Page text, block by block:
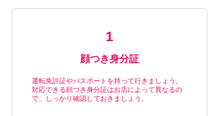
顔つき身分証
運転免許証やパスポートを持って行きましょう。
対応できる顔つき身分証はお店によって異なるの
で、しっかり確認しておきましょう。